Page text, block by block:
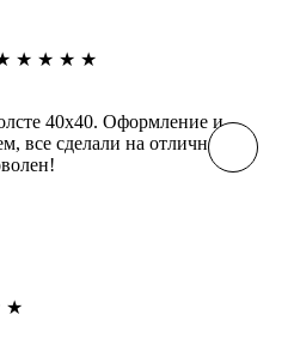
★ ★ ★ ★
40х40. Оформление и
все сделали на отлично.
★